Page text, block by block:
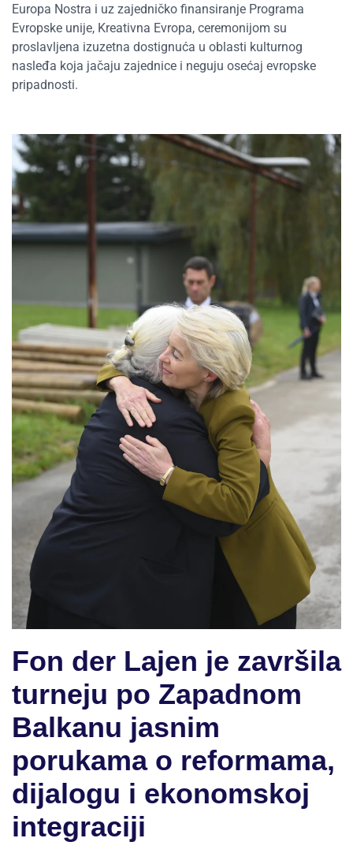
Europa Nostra i uz zajedničko finansiranje Programa
Evropske unije, Kreativna Evropa, ceremonijom su
proslavljena izuzetna dostignuća u oblasti kulturnog
nasleđa koja jačaju zajednice i neguju osećaj evropske
pripadnosti.
Fon der Lajen je završila
turneju po Zapadnom
Balkanu jasnim
porukama o reformama,
dijalogu i ekonomskoj
integraciji